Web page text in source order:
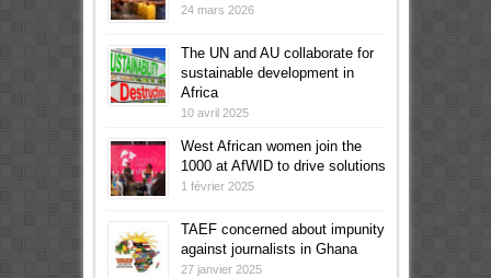
24 mars 2026
The UN and AU collaborate for
sustainable development in
Africa
10 avril 2025
West African women join the
1000 at AfWID to drive solutions
1 février 2025
TAEF concerned about impunity
against journalists in Ghana
27 janvier 2025